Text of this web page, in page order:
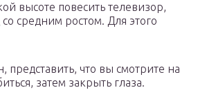
высоте повесить телевизор,
средним ростом. Для этого
представить, что вы смотрите на
затем закрыть глаза.